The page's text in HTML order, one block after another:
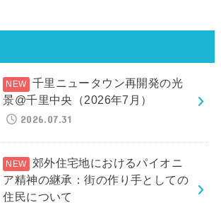
千里ニュータウン再開発の光
景@千里中央（2026年7月）
2026.07.31
郊外住宅地におけるパイオニ
ア精神の継承：街の作り手としての
住民について